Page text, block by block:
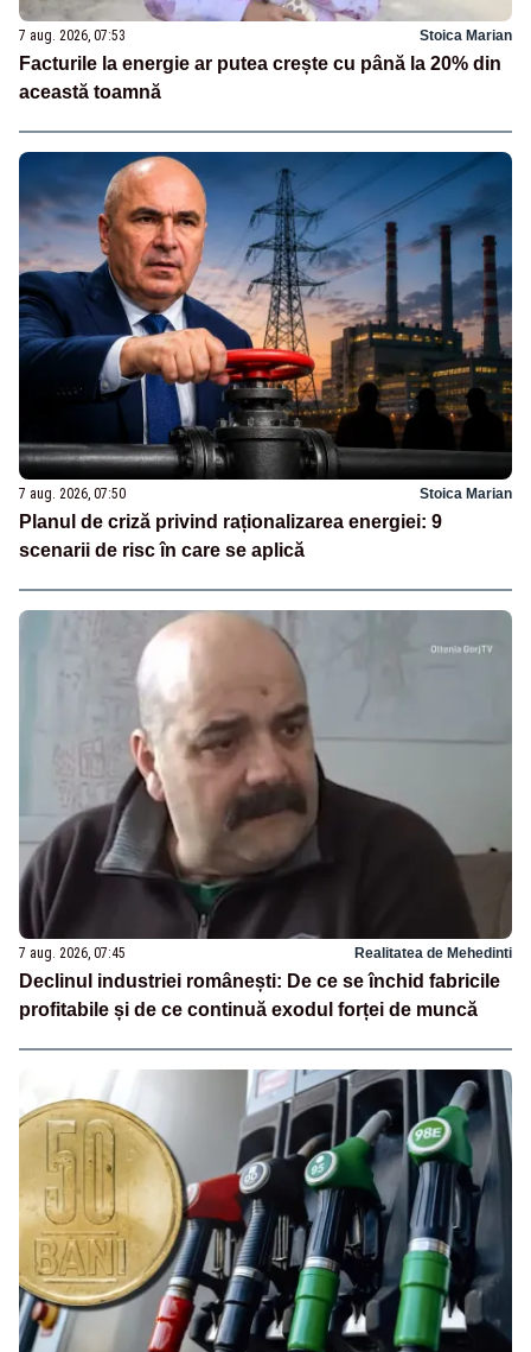
7 aug. 2026, 07:53 Stoica Marian
Facturile la energie ar putea crește cu până la 20% din
această toamnă
7 aug. 2026, 07:50 Stoica Marian
Planul de criză privind raționalizarea energiei: 9
scenarii de risc în care se aplică
7 aug. 2026, 07:45 Realitatea de Mehedinti
Declinul industriei românești: De ce se închid fabricile
profitabile și de ce continuă exodul forței de muncă